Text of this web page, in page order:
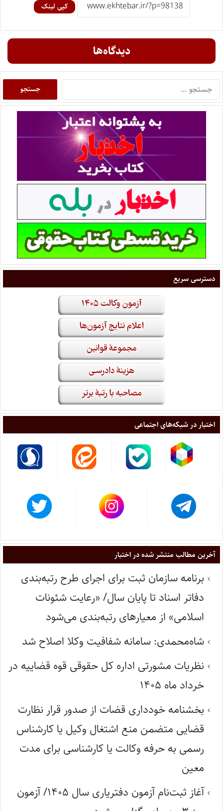
کپی لینک
دیدگاه‌ها
دسترسی سریع
اختبار در شبکه‌های اجتماعی
آخرین مطالب منتشر شده در اختبار
برنامه سازمان ثبت برای اجرای طرح رتبه‌بندی
دفاتر اسناد تا پایان سال/ «رعایت شئونات
اسلامی» از معیارهای رتبه‌بندی می‌شود
شاه‌محمدی: سامانه شفافیت وکلا اصلاح شد
نظریات مشورتی اداره کل حقوقی قوه قضاییه در
خرداد ماه ۱۴۰۵
بخشنامه خودداری قضات از صدور قرار نظارت
قضایی متضمن منع اشتغال وکیل یا کارشناس
رسمی به حرفه وکالت یا کارشناسی برای مدت
معین
آغاز ثبت‌نام آزمون دفتریاری سال ۱۴۰۵/ آزمون